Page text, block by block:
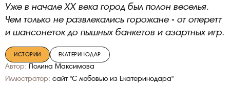
Уже в начале XX века город был полон веселья.
Чем только не развлекались горожане - от оперетт
и шансонеток до пышных банкетов и азартных игр.
ИСТОРИИ ЕКАТЕРИНОДАР
Автор: Полина Максимова
Иллюстратор: сайт "С любовью из Екатеринодара"